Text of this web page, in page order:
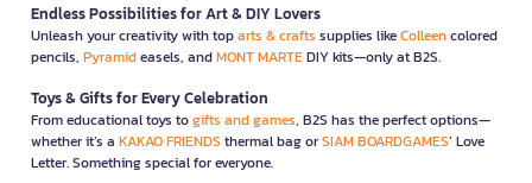
Endless Possibilities for Art & DIY Lovers
Unleash your creativity with toparts & crafts supplies likeColleencolored
pencils, Pyramideasels, andMONT MARTEDIY kits—only at B2S.
Toys & Gifts for Every Celebration
From educational toys togifts and games, B2S has the perfect options—
whether it’s a KAKAO FRIENDS thermal bag orSIAM BOARDGAMES’ Love
Letter. Something special for everyone.